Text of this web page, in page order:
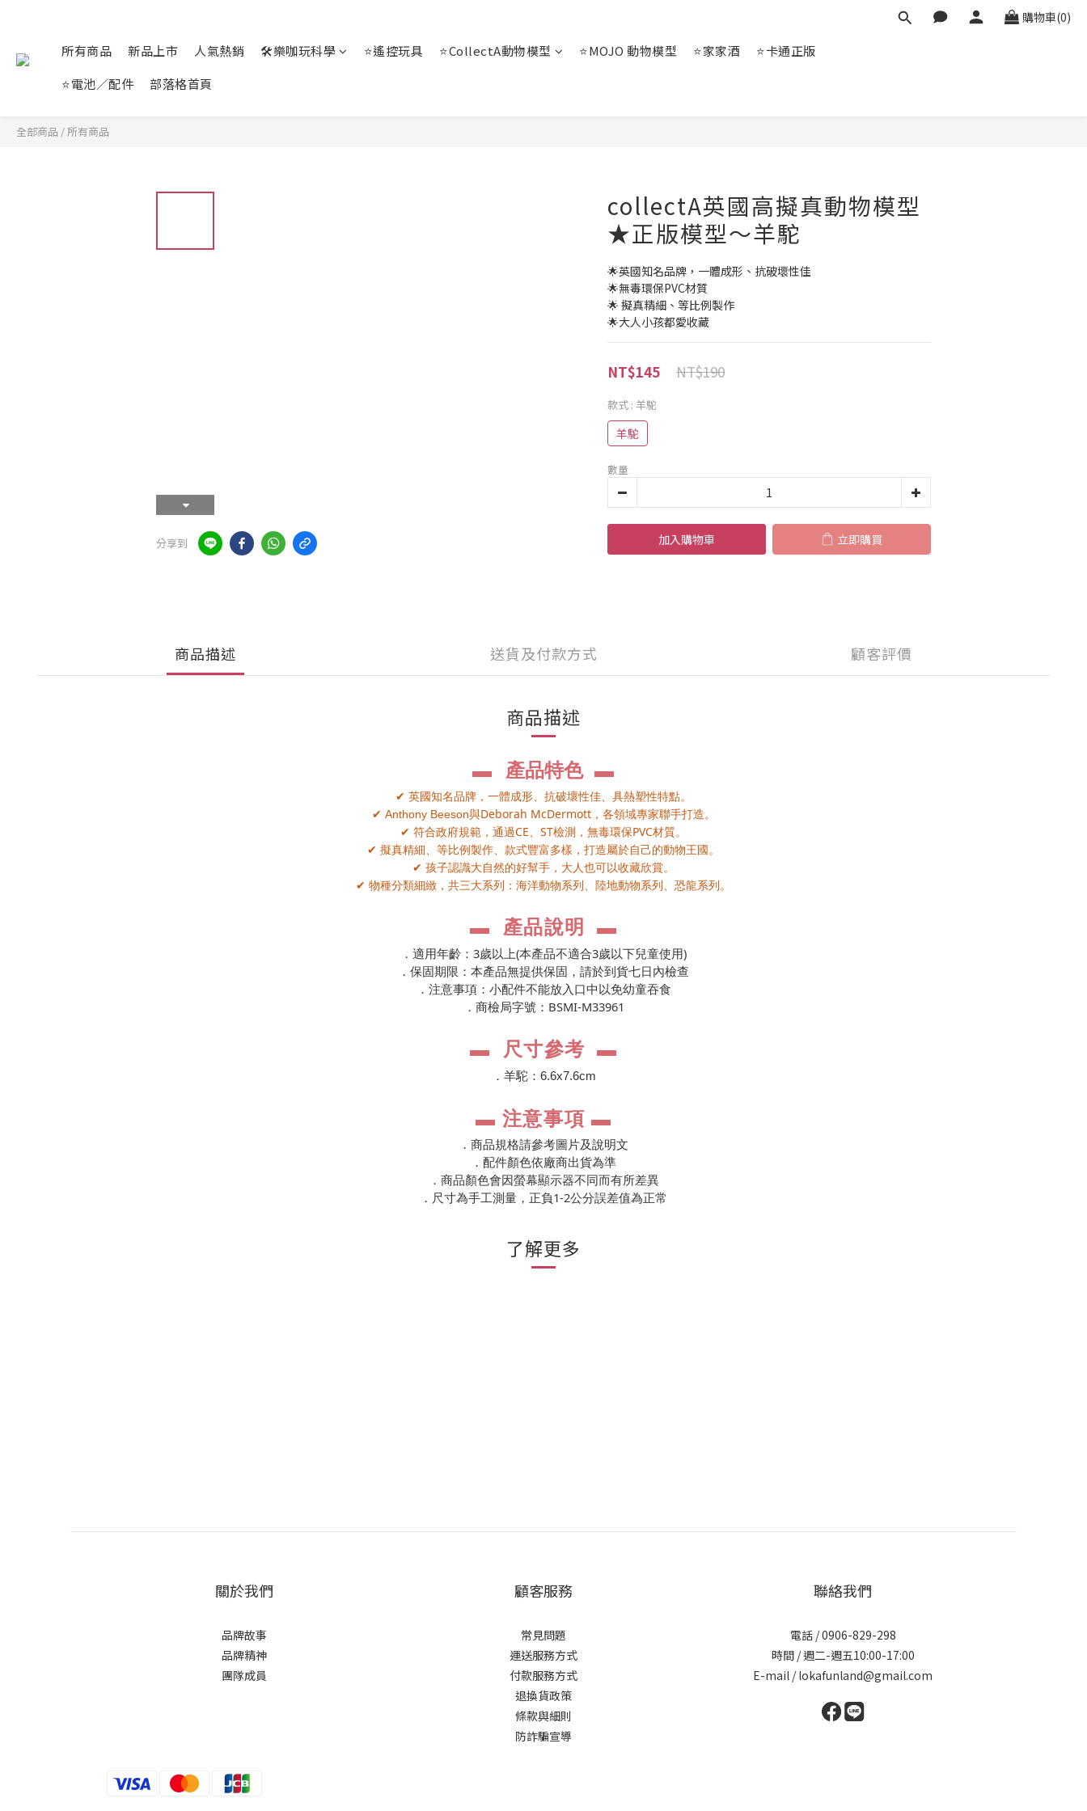
購物車(0)
所有商品 新品上市 人氣熱銷 🛠️樂咖玩科學 ⭐遙控玩具 ⭐CollectA動物模型 ⭐MOJO 動物模型 ⭐家家酒
⭐卡通正版
⭐電池／配件
部落格首頁
全部商品 / 所有商品
分享到
collectA英國高擬真動物模型
★正版模型～羊駝
🌟英國知名品牌，一體成形、抗破壞性佳
🌟無毒環保PVC材質
🌟 擬真精細、等比例製作
🌟大人小孩都愛收藏
NT$190
NT$145
款式 : 羊駝
羊駝
數量
加入購物車 立即購買
商品描述 送貨及付款方式 顧客評價
商品描述
▬ 產品特色 ▬
✔ 英國知名品牌，一體成形、抗破壞性佳、具熱塑性特點。
✔ Anthony Beeson與Deborah McDermott，各領域專家聯手打造。
✔ 符合政府規範，通過CE、 ST檢測，無毒環保PVC材質。
✔ 擬真精細、等比例製作、款式豐富多樣，打造屬於自己的動物王國。
✔ 孩子認識大自然的好幫手，大人也可以收藏欣賞。
✔ 物種分類細緻，共三大系列：海洋動物系列、陸地動物系列、恐龍系列。
▬ 產品說明 ▬
．適用年齡： 3歲以上(本產品不適合3歲以下兒童使用)
．保固期限：本產品無提供保固，請於到貨七日內檢查
．注意事項：小配件不能放入口中以免幼童吞食
．商檢局字號： BSMI-M33961
▬ 尺寸參考 ▬
． 羊駝：6.6x7.6cm
▬ 注意事項 ▬
．商品規格請參考圖片及說明文
．配件顏色依廠商出貨為準
．商品顏色會因螢幕顯示器不同而有所差異
．尺寸為手工測量，正負1-2公分誤差值為正常
了解更多
關於我們
品牌故事
品牌精神
團隊成員
顧客服務
常見問題
運送服務方式
付款服務方式
退換貨政策
條款與細則
防詐騙宣導
聯絡我們
電話 / 0906-829-298
時間 / 週二-週五10:00-17:00
E-mail / lokafunland@gmail.com